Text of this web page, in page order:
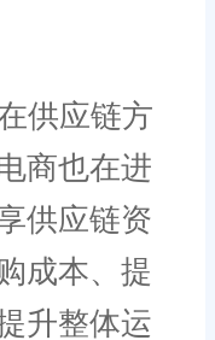
供应链方
商也在进
供应链资
成本、提
升整体运